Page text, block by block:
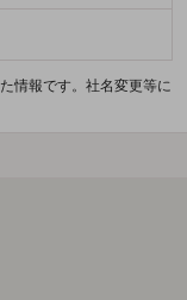
情報です。社名変更等に